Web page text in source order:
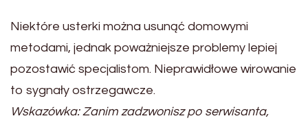
Niektóre usterki można usunąć domowymi
metodami, jednak poważniejsze problemy lepiej
pozostawić specjalistom. Nieprawidłowe wirowanie
to sygnały ostrzegawcze.
Wskazówka: Zanim zadzwonisz po serwisanta,